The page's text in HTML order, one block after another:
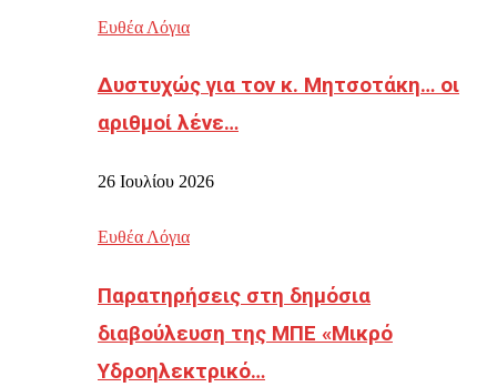
Ευθέα Λόγια
Δυστυχώς για τον κ. Μητσοτάκη… οι
αριθμοί λένε…
26 Ιουλίου 2026
Ευθέα Λόγια
Παρατηρήσεις στη δημόσια
διαβούλευση της ΜΠΕ «Μικρό
Υδροηλεκτρικό…